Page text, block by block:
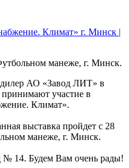
манеже, г. Минск.
АО «Завод ЛИТ» в
принимают участие в
Климат».
выставка пройдет с 28
манеже, г. Минск.
№ 14. Будем Вам очень рады!